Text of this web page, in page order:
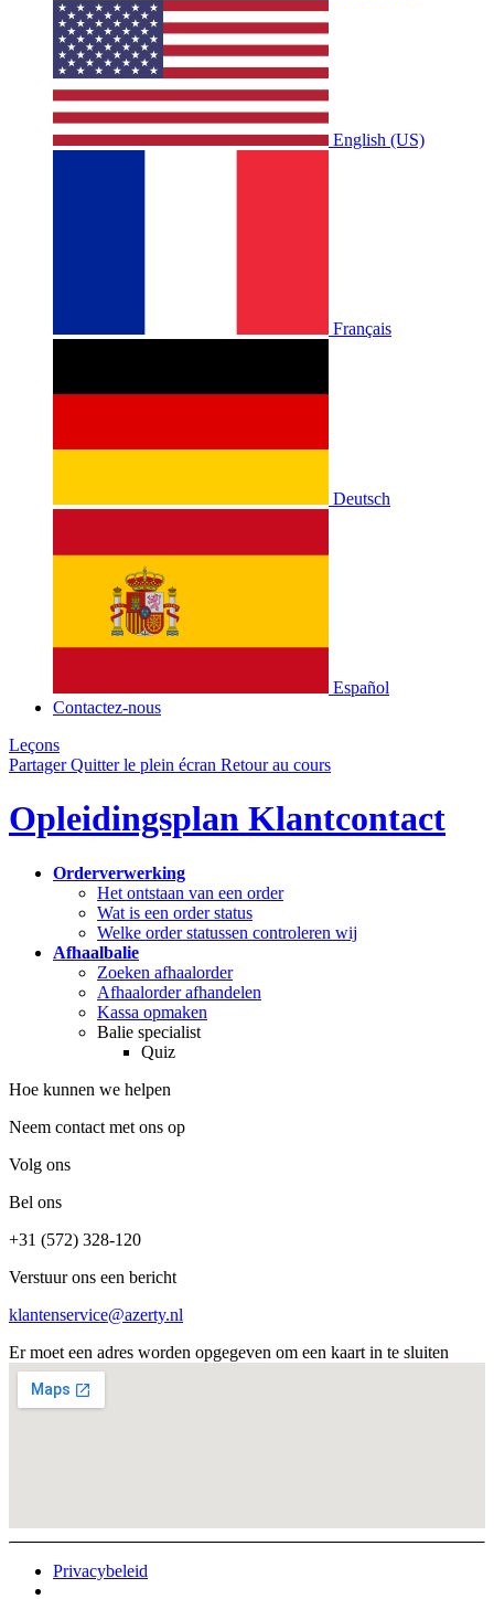
English (US)
Français
Deutsch
Español
Contactez-nous
Leçons
Partager Quitter le plein écran Retour au cours
Opleidingsplan Klantcontact
Orderverwerking
Het ontstaan van een order
Wat is een order status
Welke order statussen controleren wij
Afhaalbalie
Zoeken afhaalorder
Afhaalorder afhandelen
Kassa opmaken
Balie specialist
Quiz
Hoe kunnen we helpen
Neem contact met ons op
Volg ons
Bel ons
+31 (572) 328-120
Verstuur ons een bericht
klantenservice@azerty.nl
Er moet een adres worden opgegeven om een kaart in te sluiten
Privacybeleid